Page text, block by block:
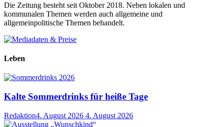
Die Zeitung besteht seit Oktober 2018. Neben lokalen und
kommunalen Themen werden auch allgemeine und
allgemeinpolitische Themen behandelt.
Leben
Kalte Sommerdrinks für heiße Tage
Redaktion4. August 2026 4. August 2026